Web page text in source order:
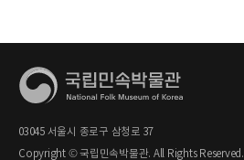
03045 서울시 종로구 삼청로 37
Copyright © 국립민속박물관. All Rights Reserved.